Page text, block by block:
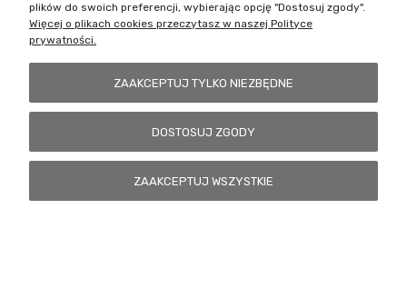
POKAŻ PEŁNĄ WERSJĘ STRONY
plików do swoich preferencji, wybierając opcję "Dostosuj zgody".
Więcej o plikach cookies przeczytasz w naszej Polityce
prywatności.
ZAAKCEPTUJ TYLKO NIEZBĘDNE
DOSTOSUJ ZGODY
ZAAKCEPTUJ WSZYSTKIE